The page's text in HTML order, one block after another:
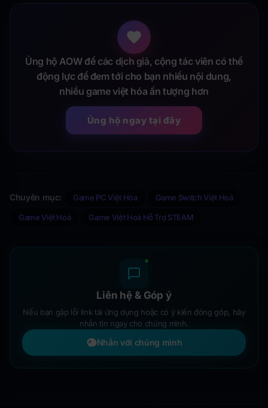
Ủng hộ AOW để các dịch giả, cộng tác viên có thể
động lực để đem tới cho bạn nhiều nội dung,
nhiều game việt hóa ấn tượng hơn
Ủng hộ ngay tại đây
Chuyên mục: Game PC Việt Hóa Game Switch Việt Hoá
Game Việt Hoá Game Việt Hoá Hỗ Trợ STEAM
Liên hệ & Góp ý
Nếu bạn gặp lỗi link tải ứng dụng hoặc có ý kiến đóng góp, hãy
nhắn tin ngay cho chúng mình.
Nhắn với chúng mình